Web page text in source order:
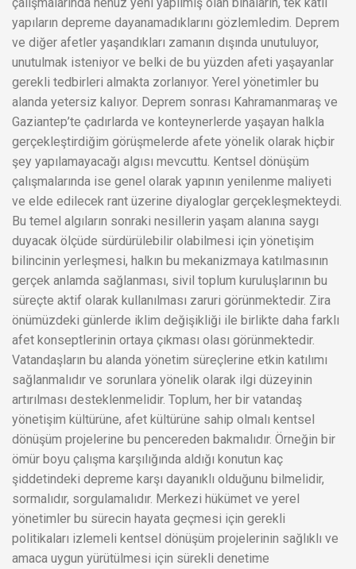
yapıların depreme dayanamadıklarını gözlemledim. Deprem
ve diğer afetler yaşandıkları zamanın dışında unutuluyor,
unutulmak isteniyor ve belki de bu yüzden afeti yaşayanlar
gerekli tedbirleri almakta zorlanıyor. Yerel yönetimler bu
alanda yetersiz kalıyor. Deprem sonrası Kahramanmaraş ve
Gaziantep’te çadırlarda ve konteynerlerde yaşayan halkla
gerçekleştirdiğim görüşmelerde afete yönelik olarak hiçbir
şey yapılamayacağı algısı mevcuttu. Kentsel dönüşüm
çalışmalarında ise genel olarak yapının yenilenme maliyeti
ve elde edilecek rant üzerine diyaloglar gerçekleşmekteydi.
Bu temel algıların sonraki nesillerin yaşam alanına saygı
duyacak ölçüde sürdürülebilir olabilmesi için yönetişim
bilincinin yerleşmesi, halkın bu mekanizmaya katılmasının
gerçek anlamda sağlanması, sivil toplum kuruluşlarının bu
süreçte aktif olarak kullanılması zaruri görünmektedir. Zira
önümüzdeki günlerde iklim değişikliği ile birlikte daha farklı
afet konseptlerinin ortaya çıkması olası görünmektedir.
Vatandaşların bu alanda yönetim süreçlerine etkin katılımı
sağlanmalıdır ve sorunlara yönelik olarak ilgi düzeyinin
artırılması desteklenmelidir. Toplum, her bir vatandaş
yönetişim kültürüne, afet kültürüne sahip olmalı kentsel
dönüşüm projelerine bu pencereden bakmalıdır. Örneğin bir
ömür boyu çalışma karşılığında aldığı konutun kaç
şiddetindeki depreme karşı dayanıklı olduğunu bilmelidir,
sormalıdır, sorgulamalıdır. Merkezi hükümet ve yerel
yönetimler bu sürecin hayata geçmesi için gerekli
politikaları izlemeli kentsel dönüşüm projelerinin sağlıklı ve
amaca uygun yürütülmesi için sürekli denetime